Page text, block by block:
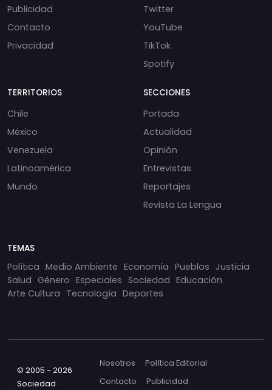
Publicidad
Contacto
Privacidad
Twitter
YouTube
TikTok
Spotify
TERRITORIOS
Chile
México
Venezuela
Latinoamérica
Mundo
SECCIONES
Portada
Actualidad
Opinión
Entrevistas
Reportajes
Revista La Lengua
TEMAS
Política Medio Ambiente Economía Pueblos Justicia
Salud Género Especiales Sociedad Educación
Arte Cultura Tecnología Deportes
© 2005 - 2026
Sociedad
Nosotros
Política Editorial
Contacto
Publicidad